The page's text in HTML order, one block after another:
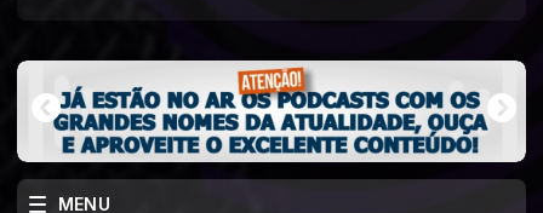
MENU